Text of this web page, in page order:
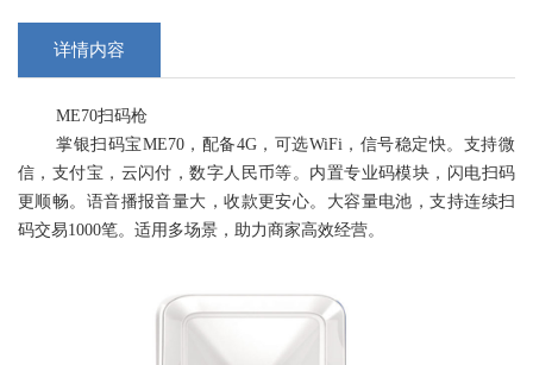
详情内容
ME70扫码枪
掌银扫码宝ME70，配备4G，可选WiFi，信号稳定快。支持微
信，支付宝，云闪付，数字人民币等。内置专业码模块，闪电扫码
更顺畅。语音播报音量大，收款更安心。大容量电池，支持连续扫
码交易1000笔。适用多场景，助力商家高效经营。